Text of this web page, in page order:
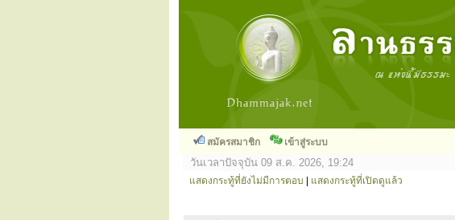
สมัครสมาชิก เข้าสู่ระบบ
วันเวลาปัจจุบัน 09 ส.ค. 2026, 19:24
แสดงกระทู้ที่ยังไม่มีการตอบ แสดงกระทู้ที่เปิดดูแล้ว